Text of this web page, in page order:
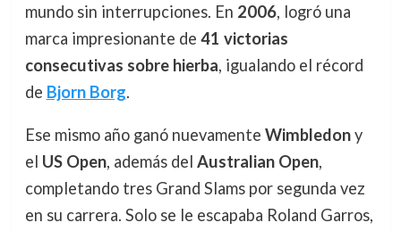
mundo sin interrupciones. En 2006, logró una
marca impresionante de 41 victorias
consecutivas sobre hierba, igualando el récord
de Bjorn Borg.
Ese mismo año ganó nuevamente Wimbledony
el US Open, además del Australian Open,
completando tres Grand Slams por segunda vez
en su carrera. Solo se le escapaba Roland Garros,